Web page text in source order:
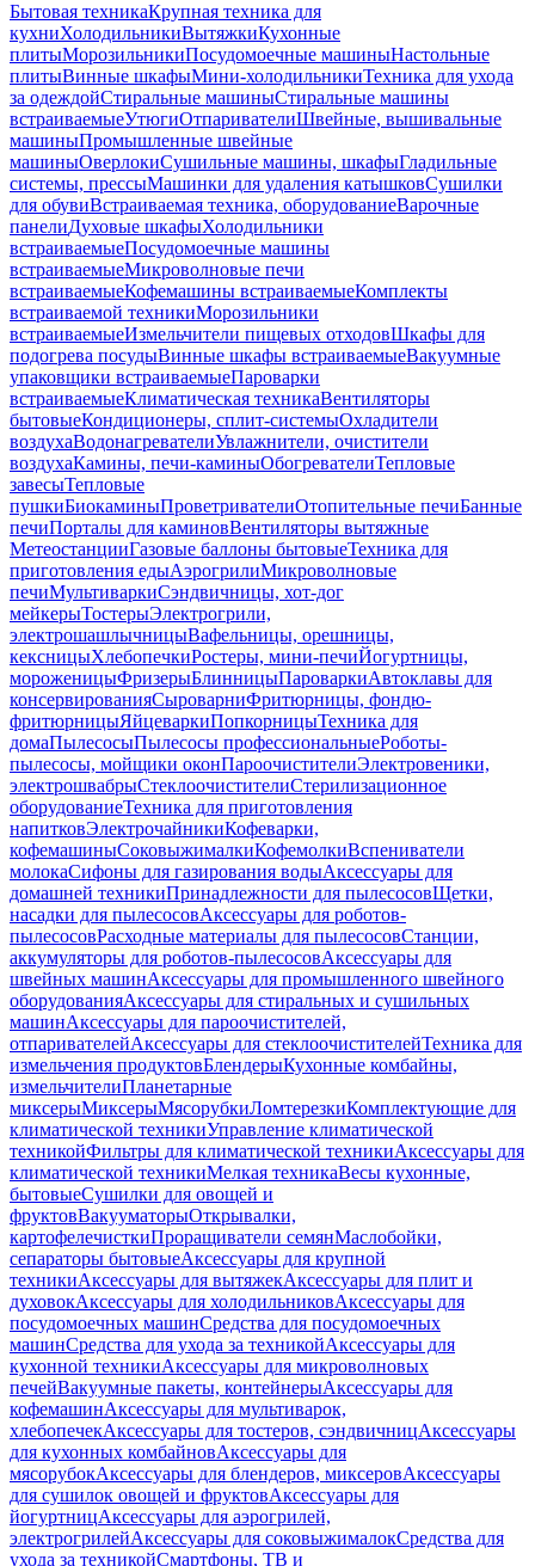
Бытовая техникаКрупная техника для
кухниХолодильникиВытяжкиКухонные
плитыМорозильникиПосудомоечные машиныНастольные
плитыВинные шкафыМини-холодильникиТехника для ухода
за одеждойСтиральные машиныСтиральные машины
встраиваемыеУтюгиОтпаривателиШвейные, вышивальные
машиныПромышленные швейные
машиныОверлокиСушильные машины, шкафыГладильные
системы, прессыМашинки для удаления катышковСушилки
для обувиВстраиваемая техника, оборудованиеВарочные
панелиДуховые шкафыХолодильники
встраиваемыеПосудомоечные машины
встраиваемыеМикроволновые печи
встраиваемыеКофемашины встраиваемыеКомплекты
встраиваемой техникиМорозильники
встраиваемыеИзмельчители пищевых отходовШкафы для
подогрева посудыВинные шкафы встраиваемыеВакуумные
упаковщики встраиваемыеПароварки
встраиваемыеКлиматическая техникаВентиляторы
бытовыеКондиционеры, сплит-системыОхладители
воздухаВодонагревателиУвлажнители, очистители
воздухаКамины, печи-каминыОбогревателиТепловые
завесыТепловые
пушкиБиокаминыПроветривателиОтопительные печиБанные
печиПорталы для каминовВентиляторы вытяжные
МетеостанцииГазовые баллоны бытовыеТехника для
приготовления едыАэрогрилиМикроволновые
печиМультиваркиСэндвичницы, хот-дог
мейкерыТостерыЭлектрогрили,
электрошашлычницыВафельницы, орешницы,
кексницыХлебопечкиРостеры, мини-печиЙогуртницы,
мороженицыФризерыБлинницыПароваркиАвтоклавы для
консервированияСыроварниФритюрницы, фондю-
фритюрницыЯйцеваркиПопкорницыТехника для
домаПылесосыПылесосы профессиональныеРоботы-
пылесосы, мойщики оконПароочистителиЭлектровеники,
электрошвабрыСтеклоочистителиСтерилизационное
оборудованиеТехника для приготовления
напитковЭлектрочайникиКофеварки,
кофемашиныСоковыжималкиКофемолкиВспениватели
молокаСифоны для газирования водыАксессуары для
домашней техникиПринадлежности для пылесосовЩетки,
насадки для пылесосовАксессуары для роботов-
пылесосовРасходные материалы для пылесосовСтанции,
аккумуляторы для роботов-пылесосовАксессуары для
швейных машинАксессуары для промышленного швейного
оборудованияАксессуары для стиральных и сушильных
машинАксессуары для пароочистителей,
отпаривателейАксессуары для стеклоочистителейТехника для
измельчения продуктовБлендерыКухонные комбайны,
измельчителиПланетарные
миксерыМиксерыМясорубкиЛомтерезкиКомплектующие для
климатической техникиУправление климатической
техникойФильтры для климатической техникиАксессуары для
климатической техникиМелкая техникаВесы кухонные,
бытовыеСушилки для овощей и
фруктовВакууматорыОткрывалки,
картофелечисткиПроращиватели семянМаслобойки,
сепараторы бытовыеАксессуары для крупной
техникиАксессуары для вытяжекАксессуары для плит и
духовокАксессуары для холодильниковАксессуары для
посудомоечных машинСредства для посудомоечных
машинСредства для ухода за техникойАксессуары для
кухонной техникиАксессуары для микроволновых
печейВакуумные пакеты, контейнерыАксессуары для
кофемашинАксессуары для мультиварок,
хлебопечекАксессуары для тостеров, сэндвичницАксессуары
для кухонных комбайновАксессуары для
мясорубокАксессуары для блендеров, миксеровАксессуары
для сушилок овощей и фруктовАксессуары для
йогуртницАксессуары для аэрогрилей,
электрогрилейАксессуары для соковыжималокСредства для
ухода за техникойСмартфоны, ТВ и